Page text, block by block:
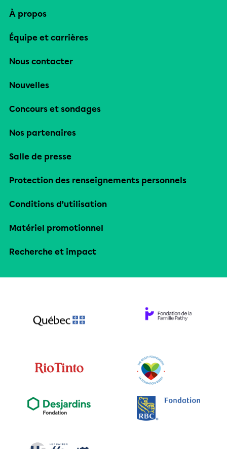
À propos
Équipe et carrières
Nous contacter
Nouvelles
Concours et sondages
Nos partenaires
Salle de presse
Protection des renseignements personnels
Conditions d’utilisation
Matériel promotionnel
Recherche et impact